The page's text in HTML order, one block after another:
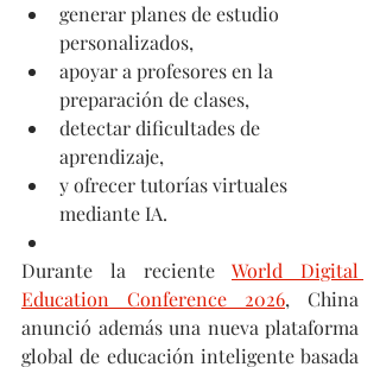
generar planes de estudio
personalizados,
apoyar a profesores en la
preparación de clases,
detectar dificultades de
aprendizaje,
y ofrecer tutorías virtuales
mediante IA.
Durante la reciente World Digital
Education Conference 2026, China
anunció además una nueva plataforma
global de educación inteligente basada